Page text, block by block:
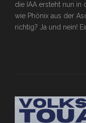
die IAA ersteht nun in
wie Phönix aus der
richtig? Ja und nein!